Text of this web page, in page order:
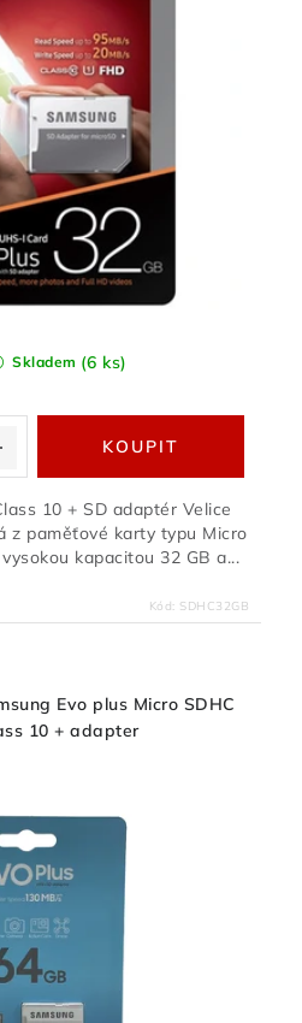
Skladem (6 ks)
10 + SD adaptér Velice
z paměťové karty typu Micro
kapacitou 32 GB a...
Kód: SDHC32GB
Evo plus Micro SDHC
10 + adapter